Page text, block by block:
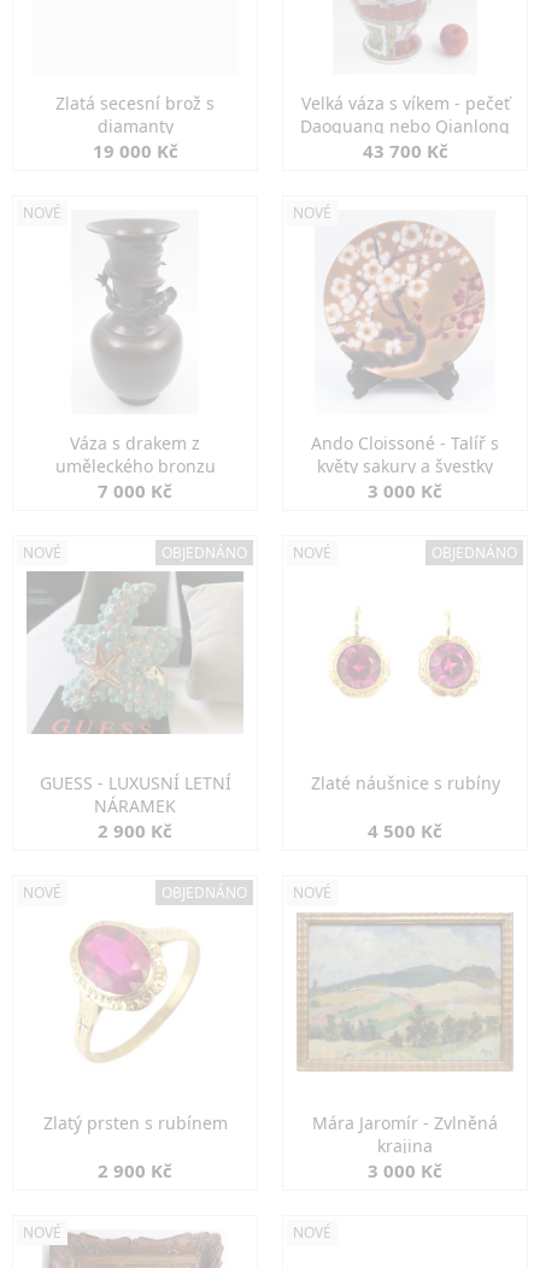
Zlatá secesní brož s
diamanty
19 000 Kč
Velká váza s víkem - pečeť
Daoguang nebo Qianlong
43 700 Kč
NOVÉ
Váza s drakem z
uměleckého bronzu
7 000 Kč
NOVÉ
Ando Cloissoné - Talíř s
květy sakury a švestky
3 000 Kč
NOVÉ OBJEDNÁNO
GUESS - LUXUSNÍ LETNÍ
NÁRAMEK
2 900 Kč
NOVÉ OBJEDNÁNO
Zlaté náušnice s rubíny
4 500 Kč
NOVÉ OBJEDNÁNO
Zlatý prsten s rubínem
2 900 Kč
NOVÉ
Mára Jaromír - Zvlněná
krajina
3 000 Kč
NOVÉ NOVÉ